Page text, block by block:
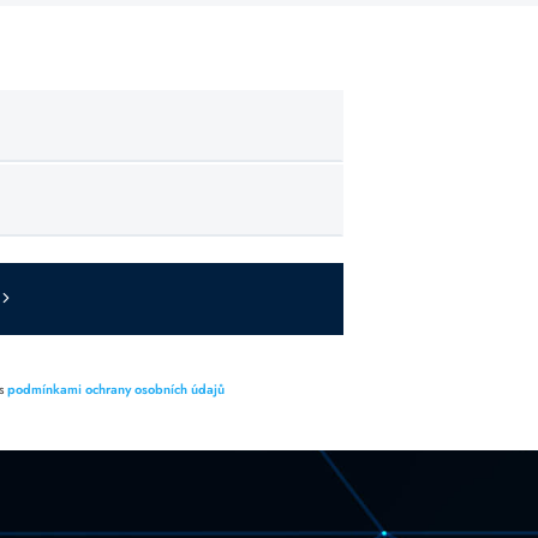
podmínkami ochrany osobních údajů